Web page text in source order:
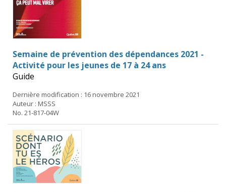
Semaine de prévention des dépendances 2021 -
Activité pour les jeunes de 17 à 24 ans
Guide
Dernière modification : 16 novembre 2021
Auteur : MSSS
No. 21-817-04W